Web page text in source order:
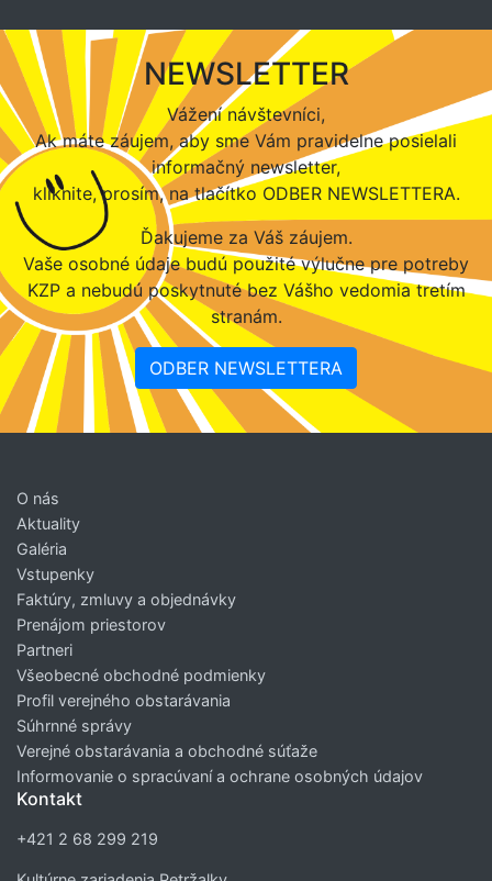
NEWSLETTER
Vážení návštevníci,
Ak máte záujem, aby sme Vám pravidelne posielali
informačný newsletter,
kliknite, prosím, na tlačítko ODBER NEWSLETTERA.
Ďakujeme za Váš záujem.
Vaše osobné údaje budú použité výlučne pre potreby
KZP a nebudú poskytnuté bez Vášho vedomia tretím
stranám.
ODBER NEWSLETTERA
O nás
Aktuality
Galéria
Vstupenky
Faktúry, zmluvy a objednávky
Prenájom priestorov
Partneri
Všeobecné obchodné podmienky
Profil verejného obstarávania
Súhrnné správy
Verejné obstarávania a obchodné súťaže
Informovanie o spracúvaní a ochrane osobných údajov
Kontakt
+421 2 68 299 219